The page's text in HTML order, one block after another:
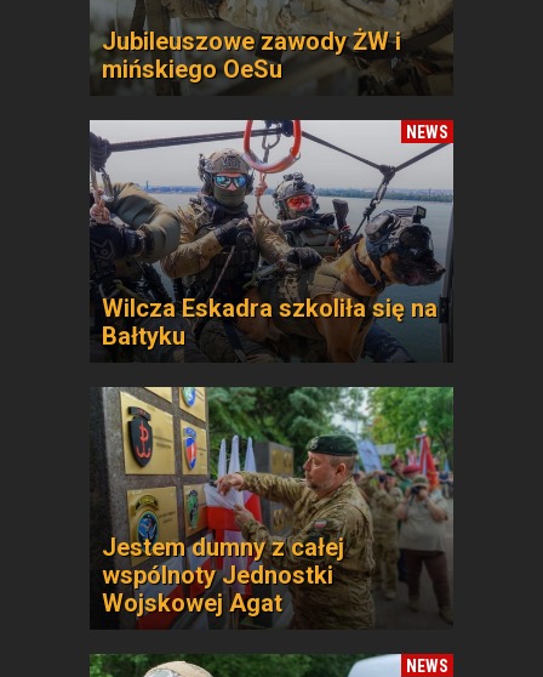
Jubileuszowe zawody ŻW i
mińskiego OeSu
NEWS
Wilcza Eskadra szkoliła się na
Bałtyku
Jestem dumny z całej
wspólnoty Jednostki
Wojskowej Agat
NEWS